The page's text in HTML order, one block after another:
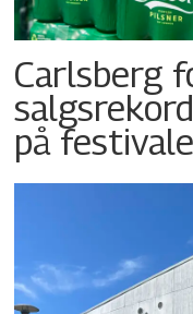
Carlsberg
på